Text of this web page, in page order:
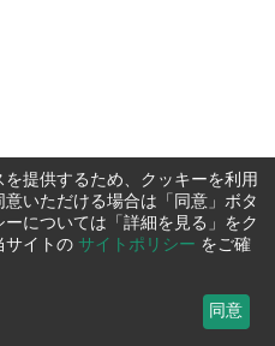
提供するため、クッキーを利用
いただける場合は「同意」ボタ
については「詳細を見る」をク
サイトの サイトポリシー をご確
同意